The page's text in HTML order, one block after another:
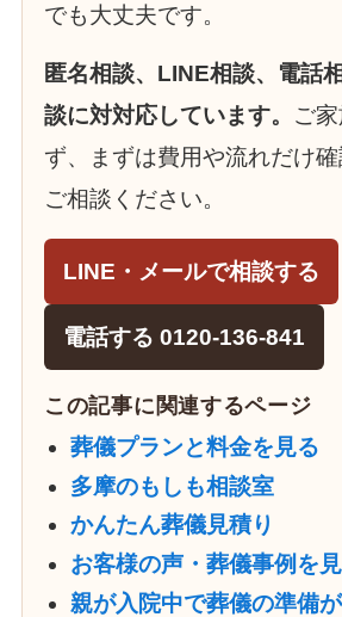
でも大丈夫です。
匿名相談、LINE相談、電話
談に対対応しています。 ご
ず、まずは費用や流れだけ
ご相談ください。
LINE・メールで相談する
電話する 0120-136-841
この記事に関連するページ
葬儀プランと料金を見る
多摩のもしも相談室
かんたん葬儀見積り
お客様の声・葬儀事例を
親が入院中で葬儀の準備